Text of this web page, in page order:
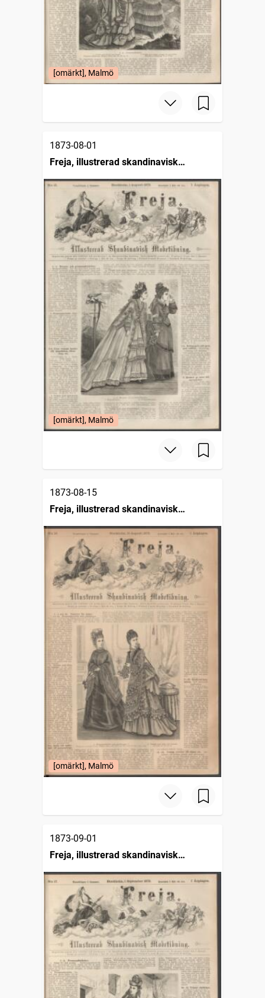
[omärkt], Malmö
1873-08-01
Freja, illustrerad skandinavisk
modetidning
[omärkt], Malmö
1873-08-15
Freja, illustrerad skandinavisk
modetidning
[omärkt], Malmö
1873-09-01
Freja, illustrerad skandinavisk
modetidning